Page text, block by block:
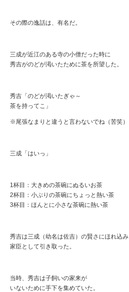
その際の逸話は、有名だ。
三成が近江のある寺の小僧だった時に
秀吉がのどが渇いたために茶を所望した。
秀吉「のどが渇いたぎゃ～
茶を持ってこ」
※尾張なまりと違うと言わないでね（苦笑）
三成「はいっ」
1杯目：大きめの茶碗にぬるいお茶
2杯目：小ぶりの茶碗にちょっと熱い茶
3杯目：ほんとに小さな茶碗に熱い茶
秀吉は三成（幼名は佐吉）の賢さにほれ込み
家臣として引き取った。
当時、秀吉は子飼いの家来が
いないために手下を集めていた。